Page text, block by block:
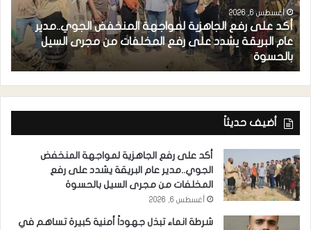
أغسطس 6, 2026
أكد على رفع الجاهزية لمواجهة المنخفض الجوي..مدير
عام البريقة يشدد على رفع المخلفات من مجرى السيل
بالحسوة
أضيف حديثاً
أكد على رفع الجاهزية لمواجهة المنخفض
الجوي..مدير عام البريقة يشدد على رفع
المخلفات من مجرى السيل بالحسوة
أغسطس 6, 2026
شرطة انماء تبذل جهوداً أمنية كبيرة تساهم في